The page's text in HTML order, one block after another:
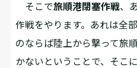
そこで旅順港閉塞作戦、
作戦をやります。あれは全
のならば陸上から撃って旅
かないということで、そこ